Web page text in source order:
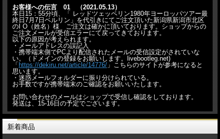
お客様への伝言 01 （2021.05.13）
本日15：55分頃、「 レッドツェッペリン1980年ヨーロッパツアー最
終日7月7日ベルリン」を代引きにてご注文頂いた新潟県新潟市北区
のI O（姓名）様 ご注文は確かに頂いております。ショップからの
ご注文メールが受信エラーにて戻ってきております。
以下の原因が考えられます。
・メールアドレスの誤記入
・携帯端末側でPCより配信されたメールの受信設定がされていな
い。（ドメインの登録をお願いします。livebootleg.net)
「 https://dekiru.net/article/14776/ 」こちらのサイトが参考になると
思います。
・迷惑メールフォルダーに振り分けられている。
お手数ですが携帯端末のご確認をお願いいたします。
お問い合わせのメールはショップで受信し確認をしております。
発送は、15-16日の予定でございます。
新着商品